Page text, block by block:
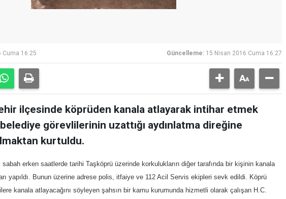
Cuma 16:25 Güncelleme: 15 Nisan 2016 Cuma 16:27
ilçesinde köprüden kanala atlayarak intihar etmek
görevlilerinin uzattığı aydınlatma direğine
kurtuldu.
erken saatlerde tarihi Taşköprü üzerinde korkulukların diğer tarafında bir kişinin kanala
yapıldı. Bunun üzerine adrese polis, itfaiye ve 112 Acil Servis ekipleri sevk edildi. Köprü
kanala atlayacağını söyleyen şahsın bir kamu kurumunda hizmetli olarak çalışan H.C.